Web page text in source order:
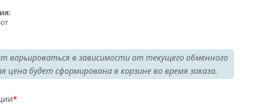
варьироваться в зависимости от текущего обменного
цена будет сформирована в корзине во время заказа.
*